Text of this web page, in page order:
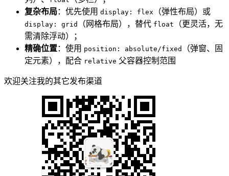
复杂布局：优先使用 display: flex （弹性布局）或
display: grid （网格布局），替代 float
（更灵活，无
需清除浮动）；
精确位置：使用 position: absolute/fixed
（弹窗、固
定元素），配合 relative 父容器控制范围
欢迎关注我的其它发布渠道